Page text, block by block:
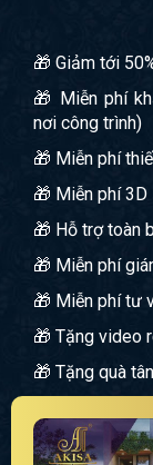
🎁 Giảm tới
🎁 Miễn phí
nơi công trình)
🎁 Miễn phí
🎁 Miễn phí
🎁 Hỗ trợ toàn
🎁 Miễn phí
🎁 Miễn phí tư
🎁 Tặng video
🎁 Tặng quà